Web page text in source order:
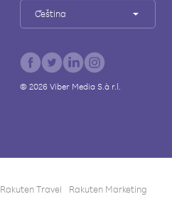
Čeština
© 2026Viber Media S.à r.l.
Rakuten Travel Rakuten Marketing